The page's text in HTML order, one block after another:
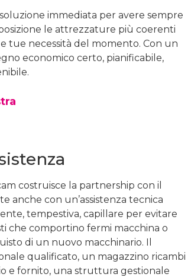
immediata per avere sempre
le attrezzature più coerenti
tue necessità del momento. Con un
economico certo, pianificabile,
costruisce la partnership con il
anche con un’assistenza tecnica
tempestiva, capillare per evitare
che comportino fermi macchina o
di un nuovo macchinario. Il
qualificato, un magazzino ricambi
e fornito, una struttura gestionale